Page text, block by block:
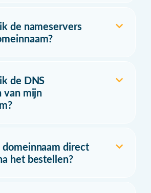
de nameservers
de DNS
van mijn
direct
het bestellen?